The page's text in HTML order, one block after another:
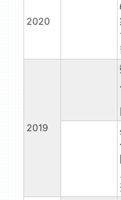
2020
2019